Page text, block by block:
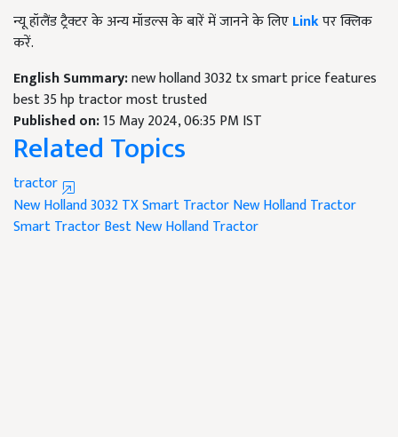
न्यू हॉलैंड ट्रैक्टर के अन्य मॉडल्स के बारें में जानने के लिएLinkपर क्लिक
करें.
English Summary:new holland 3032 tx smart price features
best 35 hp tractor most trusted
Published on:15 May 2024, 06:35 PM IST
Related Topics
tractor
New Holland 3032 TX Smart TractorNew Holland Tractor
Smart TractorBest New Holland Tractor